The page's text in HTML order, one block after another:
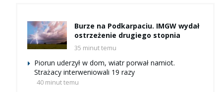
Burze na Podkarpaciu. IMGW wydał
ostrzeżenie drugiego stopnia
35 minut temu
Piorun uderzył w dom, wiatr porwał namiot.
Strażacy interweniowali 19 razy
40 minut temu